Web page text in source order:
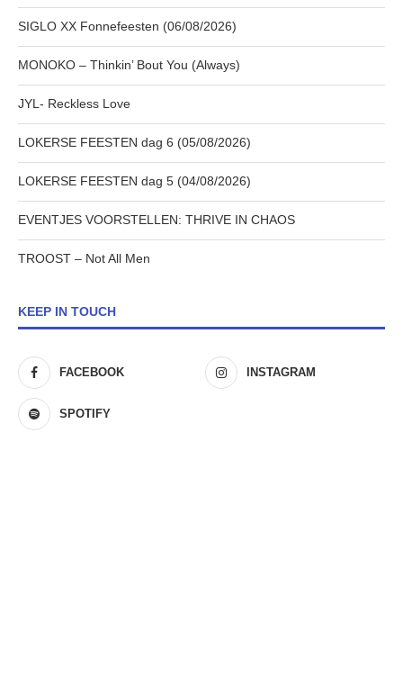
SIGLO XX Fonnefeesten (06/08/2026)
MONOKO – Thinkin’ Bout You (Always)
JYL- Reckless Love
LOKERSE FEESTEN dag 6 (05/08/2026)
LOKERSE FEESTEN dag 5 (04/08/2026)
EVENTJES VOORSTELLEN: THRIVE IN CHAOS
TROOST – Not All Men
KEEP IN TOUCH
FACEBOOK INSTAGRAM
SPOTIFY